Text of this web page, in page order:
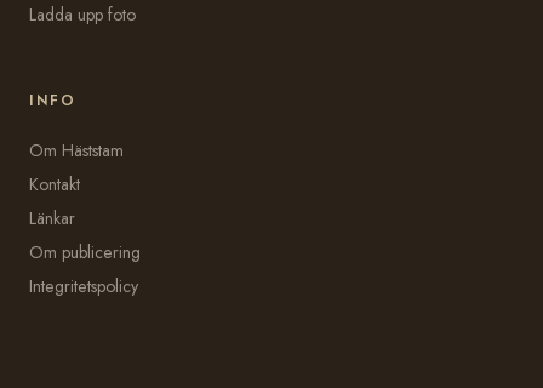
Ladda upp foto
INFO
Om Häststam
Kontakt
Länkar
Om publicering
Integritetspolicy